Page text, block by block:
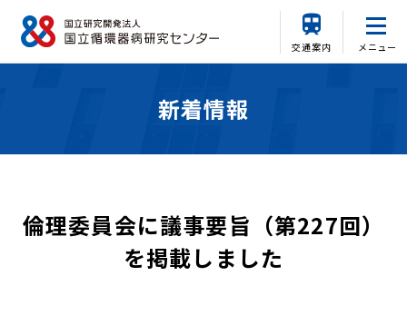
交通案内 メニュー
新着情報
倫理委員会に議事要旨（第227回）
を掲載しました